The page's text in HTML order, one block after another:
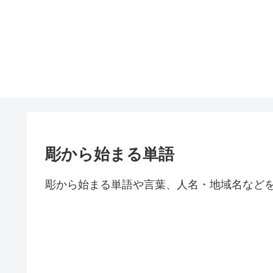
彫から始まる単語
彫から始まる単語や言葉、人名・地域名など